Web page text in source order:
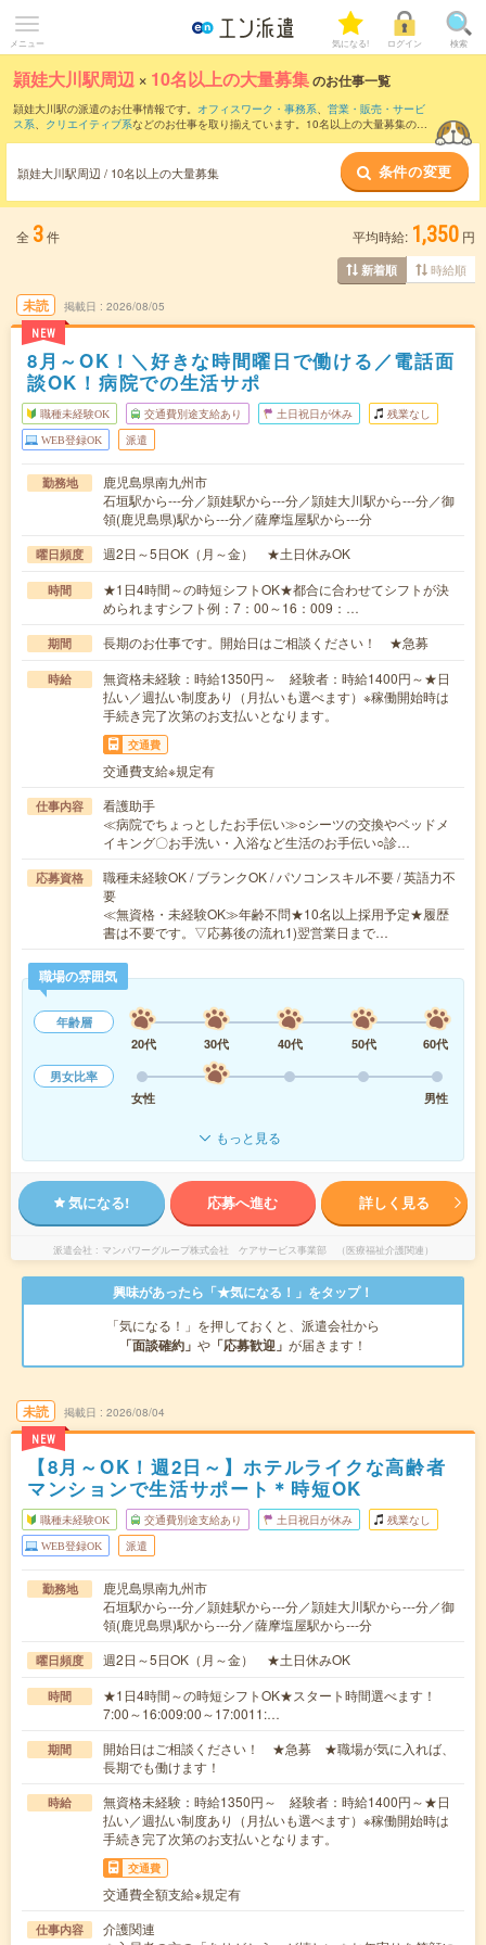
メニュー 気になる! ログイン 検索
頴娃大川駅周辺 × 10名以上の大量募集のお仕事一覧
頴娃大川駅の派遣のお仕事情報です。 オフィスワーク・事務系、 営業・販売・サービ
ス系、 クリエイティブ系などのお仕事を取り揃えています。10名以上の大量募集の条
頴娃大川駅周辺 / 10名以上の大量募集 条件の変更
全 3件 平均時給: 1,350 円
新着順 時給順
未読
NEW
掲載日 2026/08/05
8月～OK！＼好きな時間曜日で働ける／電話面
談OK！病院での生活サポ
職種未経験OK 交通費別途支給あり 土日祝日が休み 残業なし
WEB登録OK 派遣
勤務地
鹿児島県南九州市
石垣駅から---分／頴娃駅から---分／頴娃大川駅から---分／御
領(鹿児島県)駅から---分／薩摩塩屋駅から---分
曜日頻度 週2日～5日OK（月～金） ★土日休みOK
時間
★1日4時間～の時短シフトOK★都合に合わせてシフトが決
められますシフト例：7：00～16：009：…
期間 長期のお仕事です。開始日はご相談ください！ ★急募
時給
無資格未経験：時給1350円～ 経験者：時給1400円～★日
払い／週払い制度あり（月払いも選べます）※稼働開始時は
手続き完了次第のお支払いとなります。
交通費
交通費支給※規定有
仕事内容
看護助手
≪病院でちょっとしたお手伝い≫○シーツの交換やベッドメ
イキング〇お手洗い・入浴など生活のお手伝い○診…
応募資格
職種未経験OK / ブランクOK / パソコンスキル不要 / 英語力不
要
≪無資格・未経験OK≫年齢不問★10名以上採用予定★履歴
書は不要です。▽応募後の流れ1)翌営業日まで…
職場の雰囲気
年齢層
20代
30代 40代 50代
60代
男女比率
女性
男性
もっと見る
気になる! 応募へ進む 詳しく見る
派遣会社 マンパワーグループ株式会社 ケアサービス事業部 （医療福祉介護関連）
興味があったら「★気になる！」をタップ！
「気になる！」を押しておくと、派遣会社から
「面談確約」 や 「応募歓迎」 が届きます！
未読
NEW
掲載日 2026/08/04
【8月～OK！週2日～】ホテルライクな高齢者
マンションで生活サポート＊時短OK
職種未経験OK 交通費別途支給あり 土日祝日が休み 残業なし
WEB登録OK 派遣
勤務地
鹿児島県南九州市
石垣駅から---分／頴娃駅から---分／頴娃大川駅から---分／御
領(鹿児島県)駅から---分／薩摩塩屋駅から---分
曜日頻度 週2日～5日OK（月～金） ★土日休みOK
時間
★1日4時間～の時短シフトOK★スタート時間選べます！
7:00～16:009:00～17:0011:…
期間
開始日はご相談ください！ ★急募 ★職場が気に入れば、
長期でも働けます！
時給
無資格未経験：時給1350円～ 経験者：時給1400円～★日
払い／週払い制度あり（月払いも選べます）※稼働開始時は
手続き完了次第のお支払いとなります。
交通費
交通費全額支給※規定有
仕事内容
介護関連